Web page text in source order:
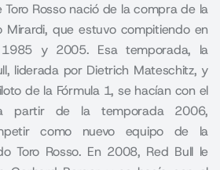
Rosso nació de la compra de la
que estuvo compitiendo en
y 2005. Esa temporada, la
liderada por Dietrich Mateschitz, y
de la Fórmula 1, se hacían con el
partir de la temporada 2006,
como nuevo equipo de la
Toro Rosso. En 2008, Red Bull le